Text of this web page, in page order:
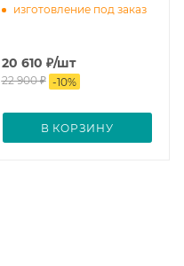
изготовление под заказ
20 610 ₽/шт
22 900₽ -10%
В КОРЗИНУ